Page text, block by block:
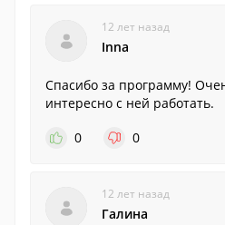
12 лет назад
Inna
Спасибо за программу!
интересно с ней работать.
0
0
12 лет назад
Галина